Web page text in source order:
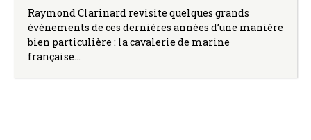
Raymond Clarinard revisite quelques grands
événements de ces dernières années d’une manière
bien particulière : la cavalerie de marine
française…